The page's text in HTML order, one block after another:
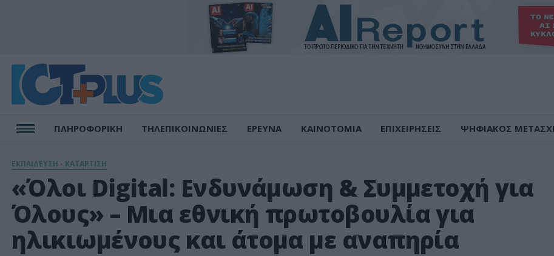
ΠΛΗΡΟΦΟΡΙΚΗ ΤΗΛΕΠΙΚΟΙΝΩΝΙΕΣ ΕΡΕΥΝΑ ΚΑΙΝΟΤΟΜΙΑ ΕΠΙΧΕΙΡΗΣΕΙΣ ΨΗΦΙΑΚΟΣ
ΕΚΠΑΙΔΕΥΣΗ - ΚΑΤΑΡΤΙΣΗ
«Όλοι Digital: Ενδυνάμωση & Συμμετοχή για
Όλους» – Μια εθνική πρωτοβουλία για
ηλικιωμένους και άτομα με αναπηρία